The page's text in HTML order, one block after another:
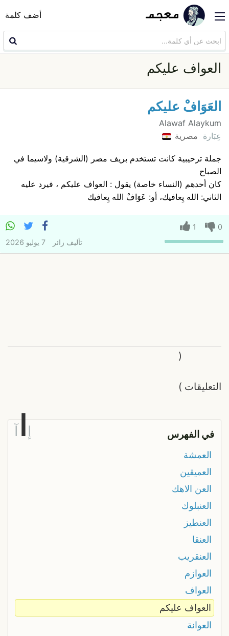
أضف كلمة
العواف عليكم
العَوَافْ عليكم
Alawaf Alaykum
عِبَارة مصرية
جملة ترحيبية كانت تستخدم بريف مصر (الشرقية) ولاسيما في
الصباح
كان أحدهم (النساء خاصة) يقول : العواف عليكم ، فيرد عليه
الثاني: الله يِعافيك، أو: عَوَافْ الله يِعافيك
0
1
تأليف زائر 7 يوليو 2026
التعليقات
(
)
في الفهرس إ آ
العمشة
العميقين
العن الاهك
العنبلوك
العنطيز
العنقا
العنقريب
العوازم
العواف
العواف عليكم
العوانة